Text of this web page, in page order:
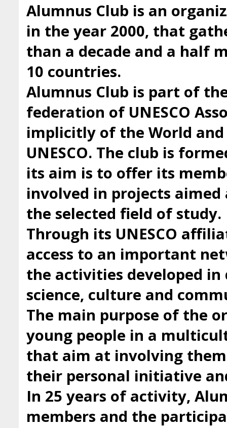
Alumnus Club is an
in the year 2000, that
than a decade and a half
10 countries.
Alumnus Club is part of
federation of UNESCO
implicitly of the World
UNESCO. The club is
its aim is to offer its
involved in projects
the selected field of study.
Through its UNESCO
access to an important
the activities developed in
science, culture and
The main purpose of the
young people in a
that aim at involving
their personal initiative
In 25 years of activity,
members and the